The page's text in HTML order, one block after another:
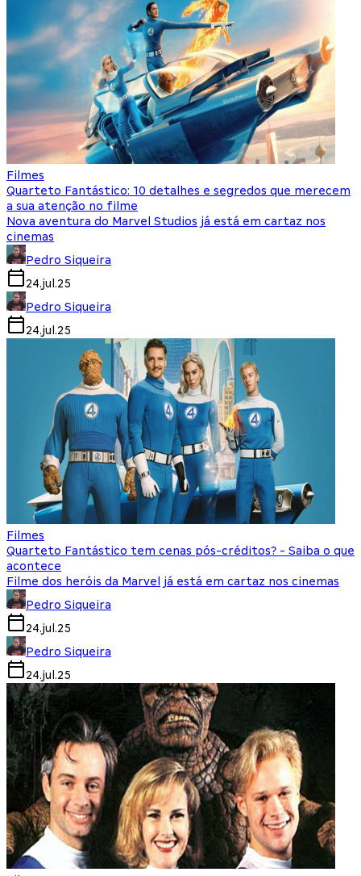
Filmes
Quarteto Fantástico: 10 detalhes e segredos que merecem
a sua atenção no filme
Nova aventura do Marvel Studios já está em cartaz nos
cinemas
Pedro Siqueira
24.jul.25
Pedro Siqueira
24.jul.25
Filmes
Quarteto Fantástico tem cenas pós-créditos? - Saiba o que
acontece
Filme dos heróis da Marvel já está em cartaz nos cinemas
Pedro Siqueira
24.jul.25
Pedro Siqueira
24.jul.25